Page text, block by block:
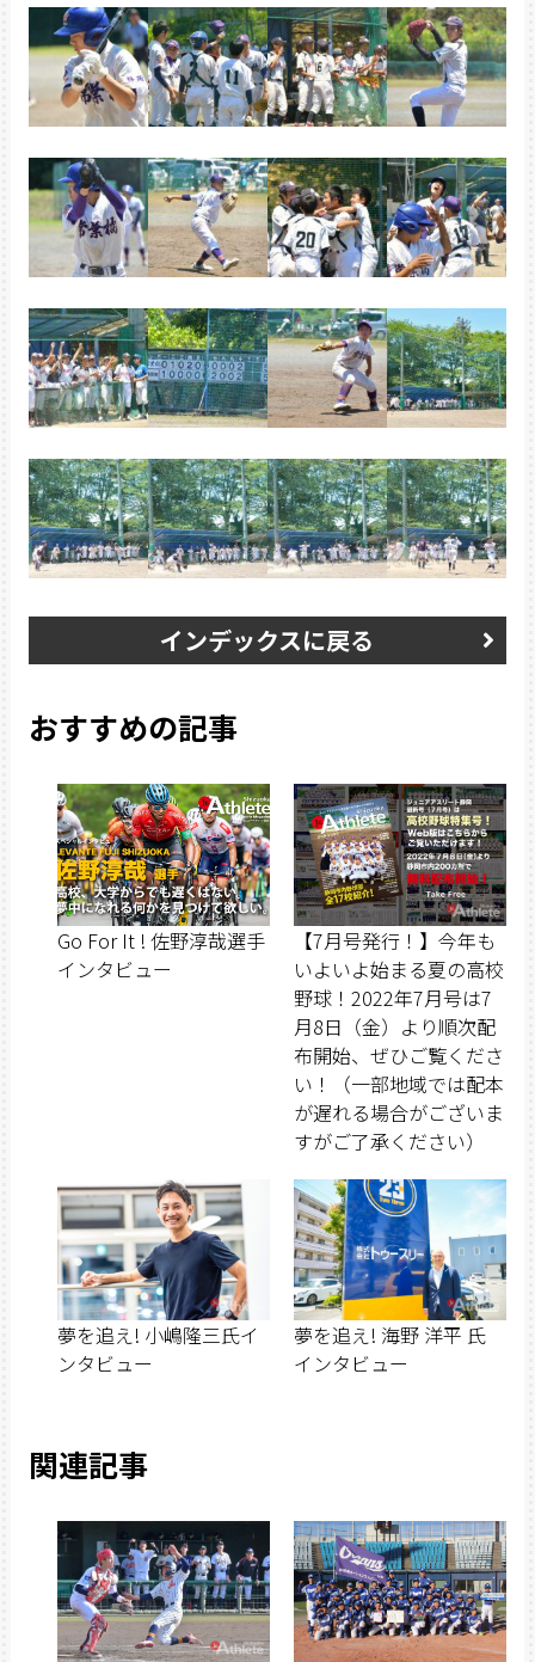
インデックスに戻る
おすすめの記事
Go For It ! 佐野淳哉選手
インタビュー
【7月号発行！】今年も
いよいよ始まる夏の高校
野球！2022年7月号は7
月8日（金）より順次配
布開始、ぜひご覧くださ
い！（一部地域では配本
が遅れる場合がございま
すがご了承ください）
夢を追え! 小嶋隆三氏イ
ンタビュー
夢を追え! 海野 洋平 氏
インタビュー
関連記事